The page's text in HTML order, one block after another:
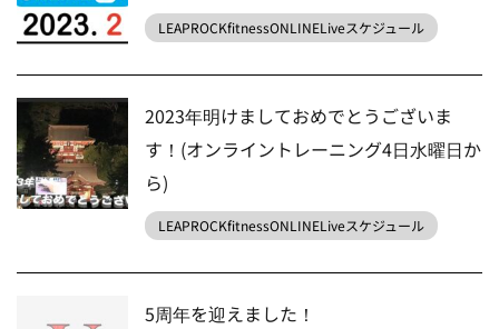
LEAPROCKfitnessONLINELiveスケジュール
2023年明けましておめでとうございま
す！(オンライントレーニング4日水曜日か
ら)
LEAPROCKfitnessONLINELiveスケジュール
5周年を迎えました！